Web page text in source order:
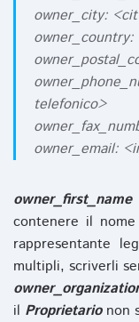
owner_city:
owner_country:
telefonico>
owner_email:
owner_first_name
contenere il
rappresentante
multipli, scriverli
il Proprietarionon